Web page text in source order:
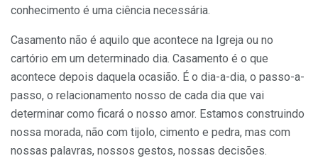
conhecimento é uma ciência necessária.
Casamento não é aquilo que acontece na Igreja ou no
cartório em um determinado dia. Casamento é o que
acontece depois daquela ocasião. É o dia-a-dia, o passo-a-
passo, o relacionamento nosso de cada dia que vai
determinar como ficará o nosso amor. Estamos construindo
nossa morada, não com tijolo, cimento e pedra, mas com
nossas palavras, nossos gestos, nossas decisões.